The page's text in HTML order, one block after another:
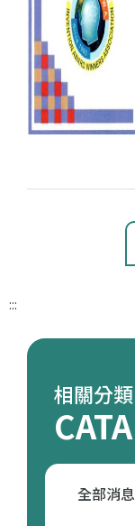
:::
相關分類
CATA
全部消息